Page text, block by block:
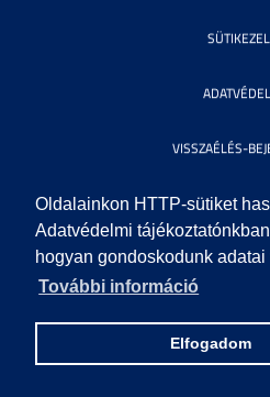
Oldalainkon HTTP-sütiket
Adatvédelmi
hogyan gondoskodunk
További információ
Elfogadom
VISSZAÉLÉS-
KÖZÉRDEKŰ